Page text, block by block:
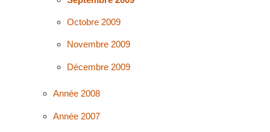
Octobre 2009
Novembre 2009
Décembre 2009
Année 2008
Année 2007